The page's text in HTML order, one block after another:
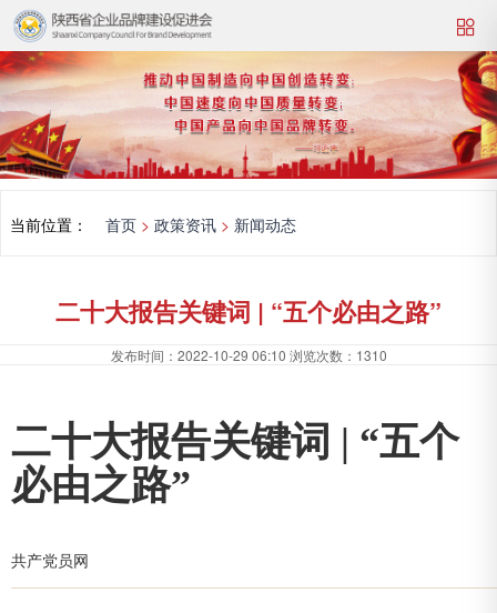
当前位置： 首页 > 政策资讯 > 新闻动态
二十大报告关键词 | “五个必由之路”
发布时间： 2022-10-29 06:10 浏览次数： 1310
二十大报告关键词 | “五个
必由之路”
共产党员网